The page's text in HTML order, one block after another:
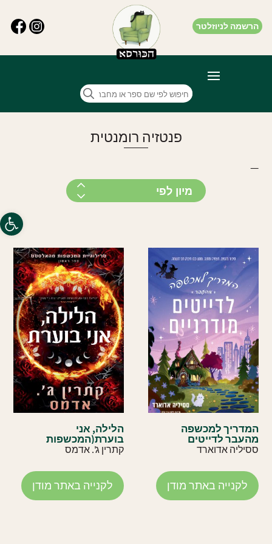
פתח
הרשמה לניוזלטר
פנטזיה רומנטית
—
המדריך למכשפה
מהעבר לדייטים
מודרניים
ססיליה אדוארד
לקנייה באתר מודן
הלילה, אני
בוערת(המכשפות
מהאלסטט 1)
קתרין ג'. אדמס
לקנייה באתר מודן